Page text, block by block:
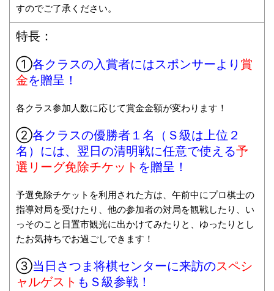
すのでご了承ください。
特長：
①各クラスの入賞者にはスポンサーより 賞
金を贈呈！
各クラス参加人数に応じて賞金金額が変わります！
②各クラスの優勝者１名（Ｓ級は上位２
名）には、翌日の清明戦に任意で使える予
選リーグ免除チケット を贈呈！
予選免除チケットを利用された方は、午前中にプロ棋士の
指導対局を受けたり、他の参加者の対局を観戦したり、い
っそのこと日置市観光に出かけてみたりと、ゆったりとし
たお気持ちでお過ごしできます！
③当日さつま将棋センターに来訪のスペシ
ャルゲスト も Ｓ級参戦！